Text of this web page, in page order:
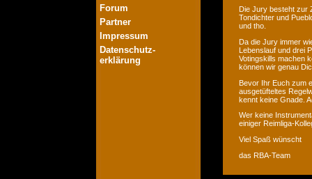
Forum
Partner
Impressum
Datenschutz-
erklärung
Die Jury besteht zur
Tondichter und
und tho.
Da die Jury immer
Lebenslauf und drei
Votingskills machen
können wir genau
Bevor Ihr Euch zum
ausgetüfteltes
kennt keine Gnade.
Wer keine
einiger Reimliga-
Viel Spaß wünscht
das RBA-Team